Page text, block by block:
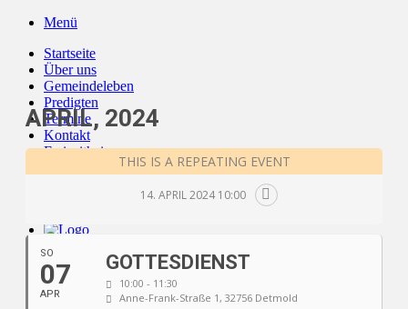
Zum
springen
Menü
Startseite
Über uns
Gemeindeleben
Predigten
Termine
Kontakt
Freizeitheim
APRIL, 2024
THIS IS A REPEATING EVENT
14. APRIL 2024 10:00
SO
07
APR
GOTTESDIENST
10:00 - 11:30
Anne-Frank-Straße 1, 32756 Detmold